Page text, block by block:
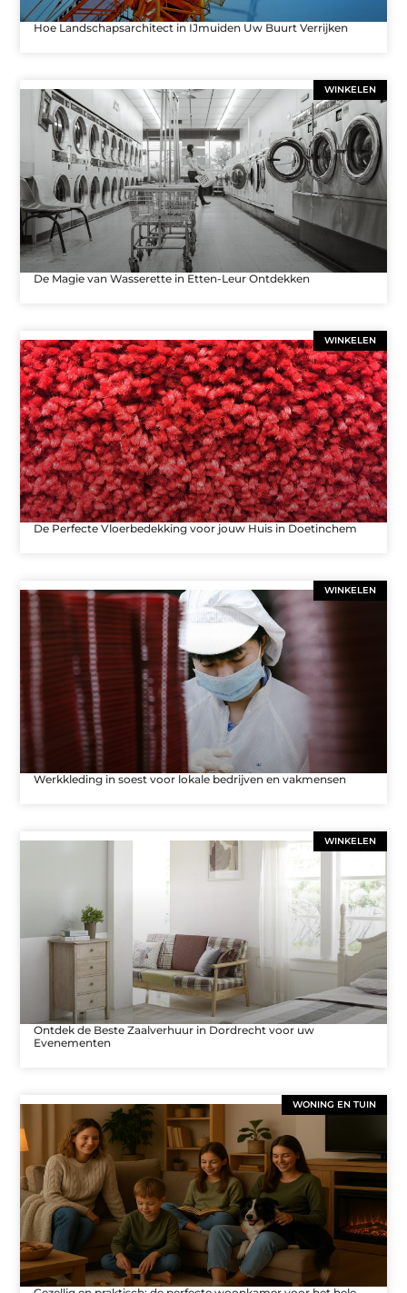
Hoe Landschapsarchitect in IJmuiden Uw Buurt Verrijken
WINKELEN
De Magie van Wasserette in Etten-Leur Ontdekken
WINKELEN
De Perfecte Vloerbedekking voor jouw Huis in Doetinchem
WINKELEN
Werkkleding in soest voor lokale bedrijven en vakmensen
WINKELEN
Ontdek de Beste Zaalverhuur in Dordrecht voor uw
Evenementen
WONING EN TUIN